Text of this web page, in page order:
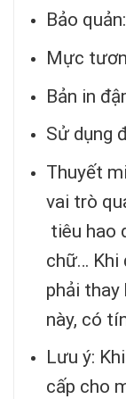
Bảo
Mực
Bản in
Sử dụng
Thuyết
vai trò
tiêu hao
chữ… Khi
phải thay
này, có
Lưu ý:
cấp cho